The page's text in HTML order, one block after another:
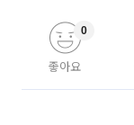
좋아요
0